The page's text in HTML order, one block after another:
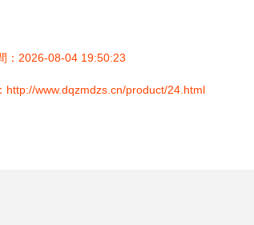
：2026-08-04 19:50:23
http://www.dqzmdzs.cn/product/24.html